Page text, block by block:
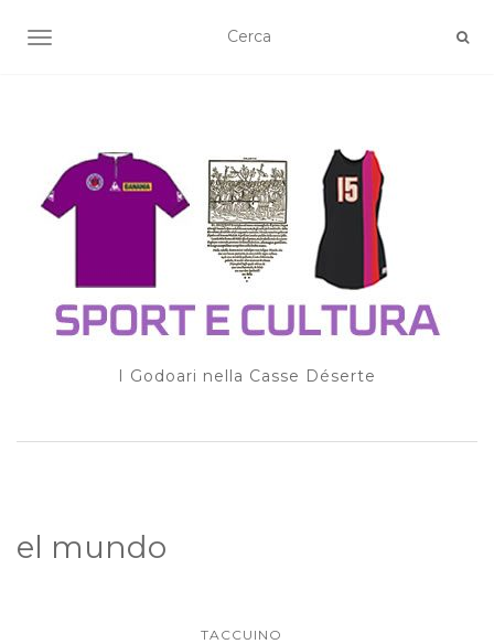
TOGGLE NAVIGATION
I Godoari nella Casse Déserte
el mundo
TACCUINO